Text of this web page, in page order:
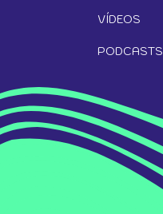
VÍDEOS
PODCASTS